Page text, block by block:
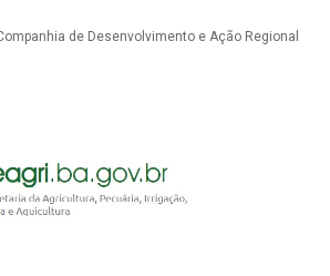
de Desenvolvimento e Ação Regional